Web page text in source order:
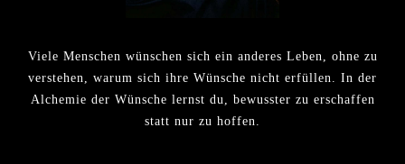
Viele Menschen wünschen sich ein anderes Leben, ohne zu
verstehen, warum sich ihre Wünsche nicht erfüllen. In der
Alchemie der Wünsche lernst du, bewusster zu erschaffen
statt nur zu hoffen.